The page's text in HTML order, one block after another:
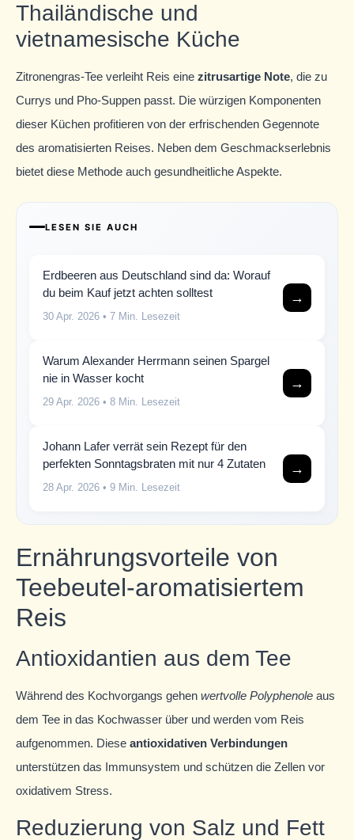
Thailändische und
vietnamesische Küche
Zitronengras-Tee verleiht Reis eine zitrusartige Note, die zu
Currys und Pho-Suppen passt. Die würzigen Komponenten
dieser Küchen profitieren von der erfrischenden Gegennote
des aromatisierten Reises. Neben dem Geschmackserlebnis
bietet diese Methode auch gesundheitliche Aspekte.
LESEN SIE AUCH
Erdbeeren aus Deutschland sind da: Worauf
du beim Kauf jetzt achten solltest
30 Apr. 2026 • 7 Min. Lesezeit
→
Warum Alexander Herrmann seinen Spargel
nie in Wasser kocht
29 Apr. 2026 • 8 Min. Lesezeit
→
Johann Lafer verrät sein Rezept für den
perfekten Sonntagsbraten mit nur 4 Zutaten
28 Apr. 2026 • 9 Min. Lesezeit
→
Ernährungsvorteile von
Teebeutel-aromatisiertem
Reis
Antioxidantien aus dem Tee
Während des Kochvorgangs gehen wertvolle Polyphenole aus
dem Tee in das Kochwasser über und werden vom Reis
aufgenommen. Diese antioxidativen Verbindungen
unterstützen das Immunsystem und schützen die Zellen vor
oxidativem Stress.
Reduzierung von Salz und Fett